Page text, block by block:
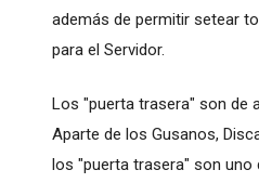
además de permitir setear
para el Servidor.
Los "puerta trasera" son de
Aparte de los Gusanos,
los "puerta trasera" son